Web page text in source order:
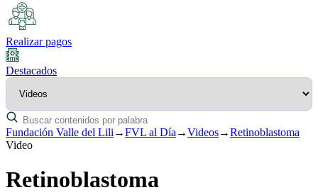
Realizar pagos
Destacados
Fundación Valle del Lili →FVL al Día →Videos→Retinoblastoma
Video
Retinoblastoma